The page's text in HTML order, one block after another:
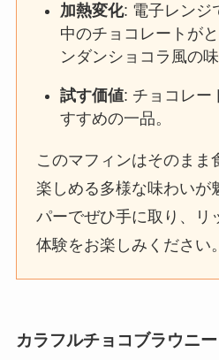
加熱変化: 電子レンジ
中のチョコレートが
ンダンショコラ風の
試す価値: チョコレー
すすめの一品。
このマフィンはそのまま
楽しめる多様な味わいが
パーでぜひ手に取り、リ
体験をお楽しみください。
カラフルチョコブラウニー